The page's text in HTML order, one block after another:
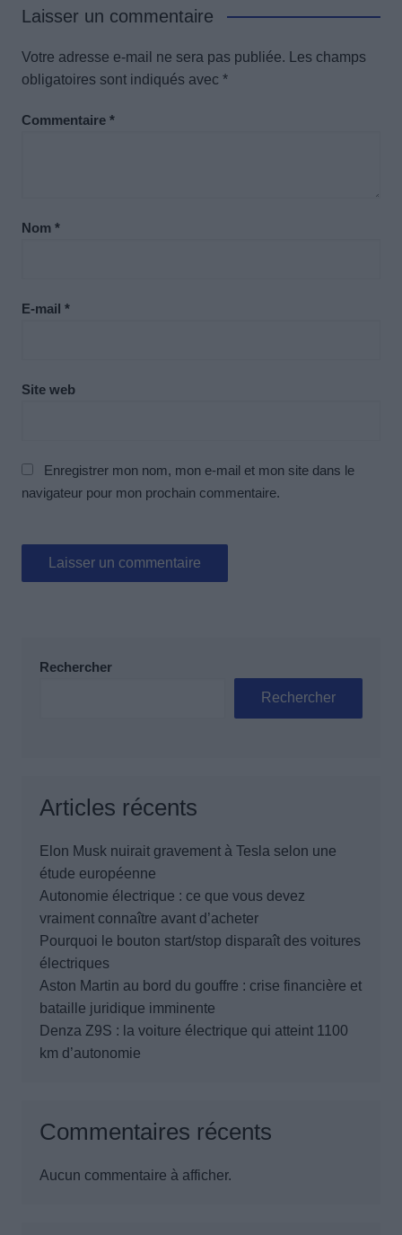
Laisser un commentaire
Votre adresse e-mail ne sera pas publiée.
Les champs
obligatoires sont indiqués avec *
Commentaire *
Nom *
E-mail *
Site web
Enregistrer mon nom, mon e-mail et mon site dans le
navigateur pour mon prochain commentaire.
Rechercher
Rechercher
Articles récents
Elon Musk nuirait gravement à Tesla selon une
étude européenne
Autonomie électrique : ce que vous devez
vraiment connaître avant d’acheter
Pourquoi le bouton start/stop disparaît des voitures
électriques
Aston Martin au bord du gouffre : crise financière et
bataille juridique imminente
Denza Z9S : la voiture électrique qui atteint 1100
km d’autonomie
Commentaires récents
Aucun commentaire à afficher.